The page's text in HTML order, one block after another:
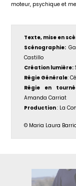
moteur, psychique et
Texte, mise en
Scénographie:
Castillo
Création lumière:
Régie Générale:
Régie en
Amanda Carriat
Production: La
© Maria Laura